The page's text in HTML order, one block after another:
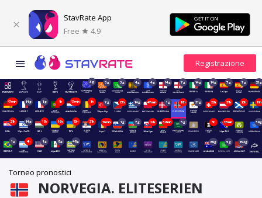
StavRate App
Free
4.9
3g 3g 3g 4g 4g 14g 7g 14g 14g 7g 7g 21g
47min 14g 1g 1h 17min 1h 7g 21h 14g 47min 1g 18h 21g 22h 21h 20h 19h
21h 14g 19h 16h 15h 21h 17min 1g 7g 22h 32min 5g 5h 17min 39g
1g 4h 1g 8g 48g 69g 5g 152g
Torneo pronostici
NORVEGIA. ELITESERIEN